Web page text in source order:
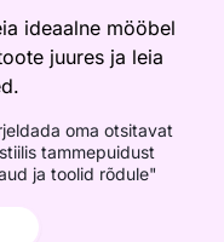
ideaalne mööbel
juures ja leia
oma otsitavat
tammepuidust
ja toolid rõdule"